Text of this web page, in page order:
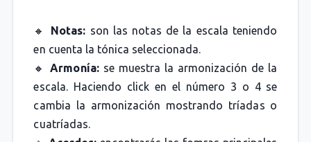
🔸 Notas: son las notas de la escala teniendo
en cuenta la tónica seleccionada.
🔸Armonía:se muestra la armonización de la
escala. Haciendo click en el número 3 o 4 se
cambia la armonización mostrando tríadas o
cuatríadas.